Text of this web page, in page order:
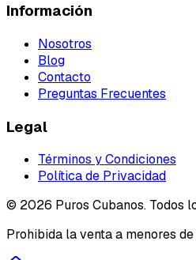
Información
Nosotros
Blog
Contacto
Preguntas Frecuentes
Legal
Términos y Condiciones
Política de Privacidad
© 2026 Puros Cubanos. Todos
Prohibida la venta a menores de